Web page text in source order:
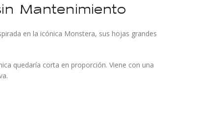
Mantenimiento
en la icónica Monstera, sus hojas grandes
quedaría corta en proporción. Viene con una